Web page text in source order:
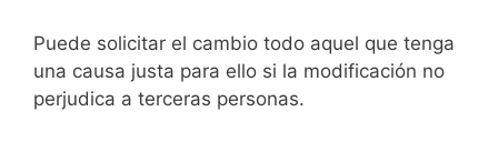
Puede solicitar el cambio todo aquel que tenga
una causa justa para ello si la modificación no
perjudica a terceras personas.